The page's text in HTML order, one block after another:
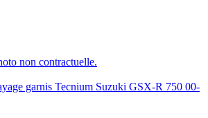
non contractuelle.